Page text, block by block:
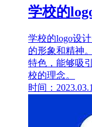
学校的
学校的logo设
的形象和精神
特色，能够吸
校的理念。
时间：